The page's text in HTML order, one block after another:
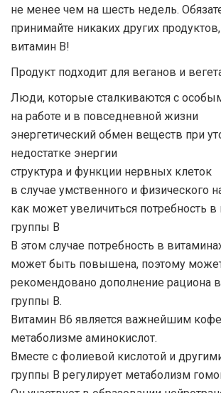
не менее чем на шесть недель.
принимайте никаких других
витамин B!
Продукт подходит для веганов и
Люди, которые сталкиваются с
на работе и в повседневной жизни
энергетический обмен веществ при
недостатке энергии
структура и функции нервных клеток
в случае умственного и физического
как может увеличиться потребность в
группы В
В этом случае потребность в
может быть повышена, поэтому
рекомендовано дополнение рациона
группы В.
Витамин B6 является важнейшим
метаболизме аминокислот.
Вместе с фолиевой кислотой и
группы В регулирует метаболизм